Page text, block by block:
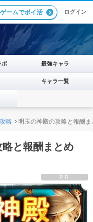
ゲームでポイ活 ログイン
ボ 最強キャラ
キャラ一覧
略 明玉の神殿の攻略と報酬ま
略と報酬まとめ
PR